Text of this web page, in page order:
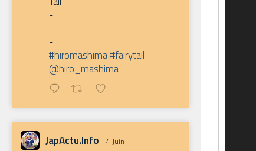
-
-
#hiromashima#fairytail
@hiro_mashima
JapActu.Info 4 Juin